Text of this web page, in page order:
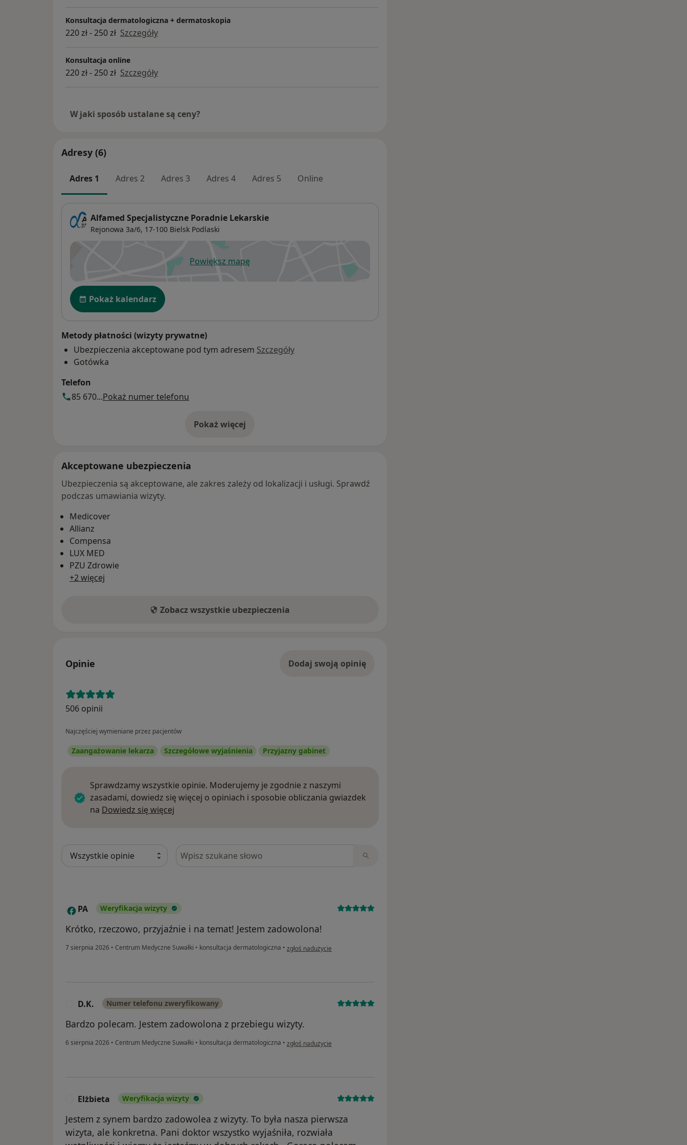
Konsultacja dermatologiczna + dermatoskopia
220 zł - 250 zł Szczegóły
Konsultacja online
220 zł - 250 zł Szczegóły
W jaki sposób ustalane są ceny?
Adresy (6)
Adres 1 Adres 2 Adres 3 Adres 4 Adres 5 Online
Alfamed Specjalistyczne Poradnie Lekarskie
Rejonowa 3a/6, 17-100 Bielsk Podlaski
Powiększ mapęotwiera się w nowej karcie
Dostępność
Pokaż kalendarz
Metody płatności (wizyty prywatne)
Ubezpieczenia akceptowane pod tym adresem Szczegóły
Gotówka
Telefon
85 670...Pokaż numer telefonu
Pokaż więcej
o adresie
Akceptowane ubezpieczenia
Ubezpieczenia są akceptowane, ale zakres zależy od lokalizacji i usługi. Sprawdź
podczas umawiania wizyty.
Medicover
Allianz
Compensa
LUX MED
PZU Zdrowie
+2 więcej
Zobacz wszystkie ubezpieczenia
Opinie Dodaj swoją opinię
506 opinii
Najczęściej wymieniane przez pacjentów
Zaangażowanie lekarza Szczegółowe wyjaśnienia Przyjazny gabinet
Sprawdzamy wszystkie opinie. Moderujemy je zgodnie z naszymi
zasadami, dowiedz się więcej o opiniach i sposobie obliczania gwiazdek
na Dowiedz się więcej
Szukaj w opiniach
P PA Weryfikacja wizyty
Krótko, rzeczowo, przyjaźnie i na temat! Jestem zadowolona!
7 sierpnia 2026 • Centrum Medyczne Suwałki • konsultacja dermatologiczna • w opinii użytkownika PA
zgłoś nadużycie
D.K. Numer telefonu zweryfikowany
Bardzo polecam. Jestem zadowolona z przebiegu wizyty.
6 sierpnia 2026 • Centrum Medyczne Suwałki • konsultacja dermatologiczna • w opinii użytkownika D.K.
zgłoś nadużycie
Elżbieta Weryfikacja wizyty
Jestem z synem bardzo zadowolea z wizyty. To była nasza pierwsza
wizyta, ale konkretna. Pani doktor wszystko wyjaśniła, rozwiała